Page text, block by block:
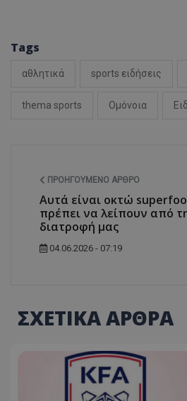
Tags
αθλητικά sports ειδήσεις
thema sports Ομόνοια
ΠΡΟΗΓΟΎΜΕΝΟ ΆΡΘΡΟ
Αυτά είναι οκτώ
πρέπει να λείπουν από
διατροφή μας
04.06.2026 - 07:19
ΣΧΕΤΙΚΑ ΑΡΘΡΑ